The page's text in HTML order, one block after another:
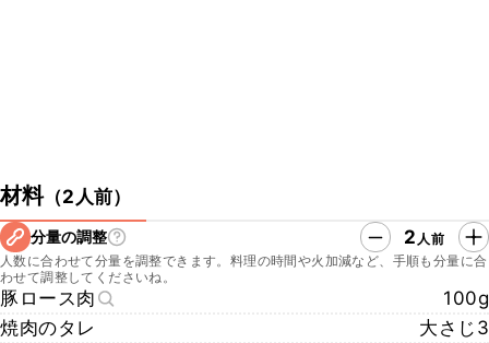
材料（2人前）
分量の調整 2 人前
人数に合わせて分量を調整できます。料理の時間や火加減など、手順も分量に合
わせて調整してくださいね。
豚ロース肉
100g
焼肉のタレ
大さじ3